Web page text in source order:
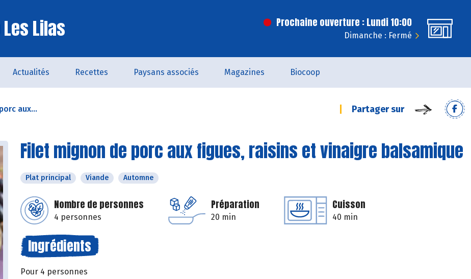
Lilas Prochaine ouverture : Lundi 10:00
Dimanche : Fermé
Actualités Recettes Paysans associés Magazines Biocoop
aux... Partager sur
Filet mignon de porc aux figues, raisins et vinaigre balsamique
Plat principal Viande Automne
Nombre de personnes
4 personnes
Préparation
20 min
Cuisson
40 min
Ingrédients
Pour 4 personnes